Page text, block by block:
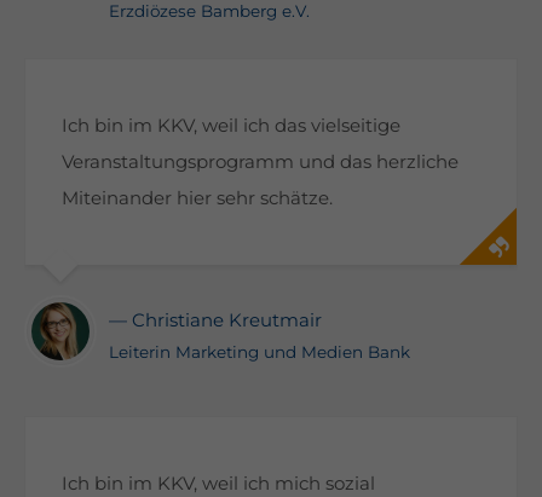
Erzdiözese Bamberg e.V.
Ich bin im KKV, weil ich das vielseitige
Veranstaltungsprogramm und das herzliche
Miteinander hier sehr schätze.
— Christiane Kreutmair
Leiterin Marketing und Medien Bank
Ich bin im KKV, weil ich mich sozial